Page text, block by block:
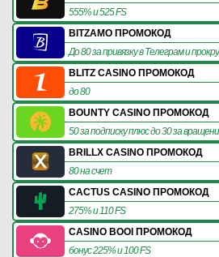
555% и 525 FS
BITZAMO ПРОМОКОД
До 80 за привязку в Телеграм и
BLITZ CASINO ПРОМОКОД
до 80
BOUNTY CASINO ПРОМОКОД
50 за подписку плюс до 30 за
BRILLX CASINO ПРОМОКОД
80 на счет
CACTUS CASINO ПРОМОКОД
275% и 110 FS
CASINO BOOI ПРОМОКОД
бонус 225% и 100 FS